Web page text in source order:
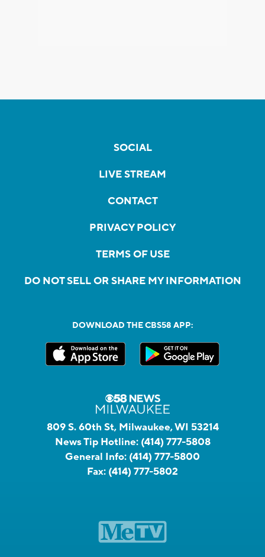
SOCIAL
LIVE STREAM
CONTACT
PRIVACY POLICY
TERMS OF USE
DO NOT SELL OR SHARE MY INFORMATION
DOWNLOAD THE CBS58 APP:
809 S. 60th St, Milwaukee, WI 53214
News Tip Hotline: (414) 777-5808
General Info: (414) 777-5800
Fax: (414) 777-5802